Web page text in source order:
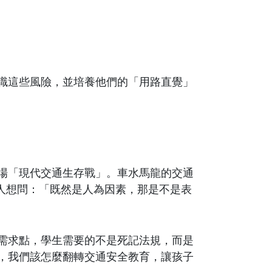
些風險，並培養他們的「用路直覺」
「現代交通生存戰」。車水馬龍的交通
問：「既然是人為因素，那是不是表
求點，學生需要的不是死記法規，而是
我們該怎麼翻轉交通安全教育，讓孩子